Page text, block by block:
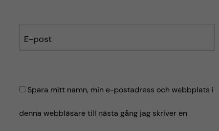
E-post
Spara mitt namn, min e-postadress och webbplats i
denna webbläsare till nästa gång jag skriver en